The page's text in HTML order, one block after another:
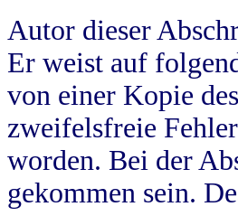
Autor dieser
Er weist auf
von einer Kopie
zweifelsfreie
worden. Bei der
gekommen sein.